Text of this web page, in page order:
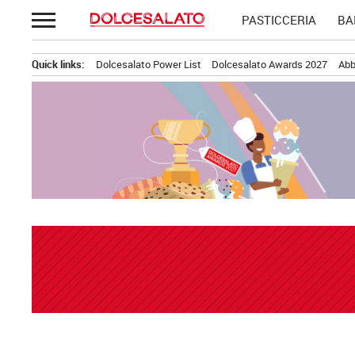
Passa
al
PASTICCERIA
Quick links: Dolcesalato Power List Dolcesalato Awards 2027